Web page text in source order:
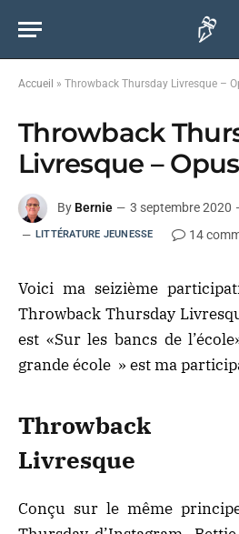
Accueil » Throwback Thursday Livresque –
Throwback
Livresque –
By Bernie 3 septembre 2020
LITTÉRATURE JEUNESSE 14
Voici ma seizième
Throwback Thursday
est «Sur les bancs de
grande école » est ma
Throwback
Livresque
Conçu sur le même